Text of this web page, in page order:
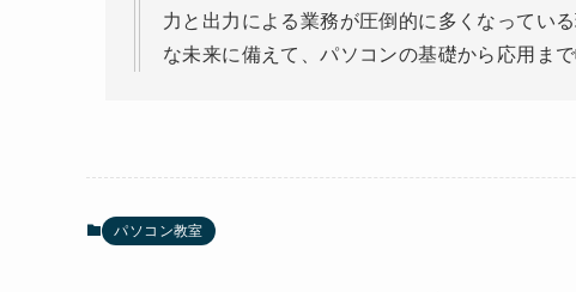
力と出力による業務が圧倒的に多くなってい
な未来に備えて、パソコンの基礎から応用ま
パソコン教室